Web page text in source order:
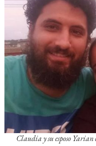
Claudia y su esposo Yarian